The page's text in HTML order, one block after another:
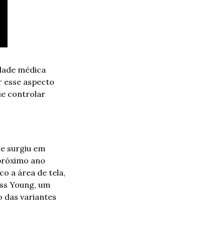
médica
aspecto
controlar
surgiu em
ano
a área de tela,
Young, um
das variantes